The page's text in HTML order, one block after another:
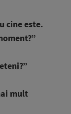
cine este.
mult